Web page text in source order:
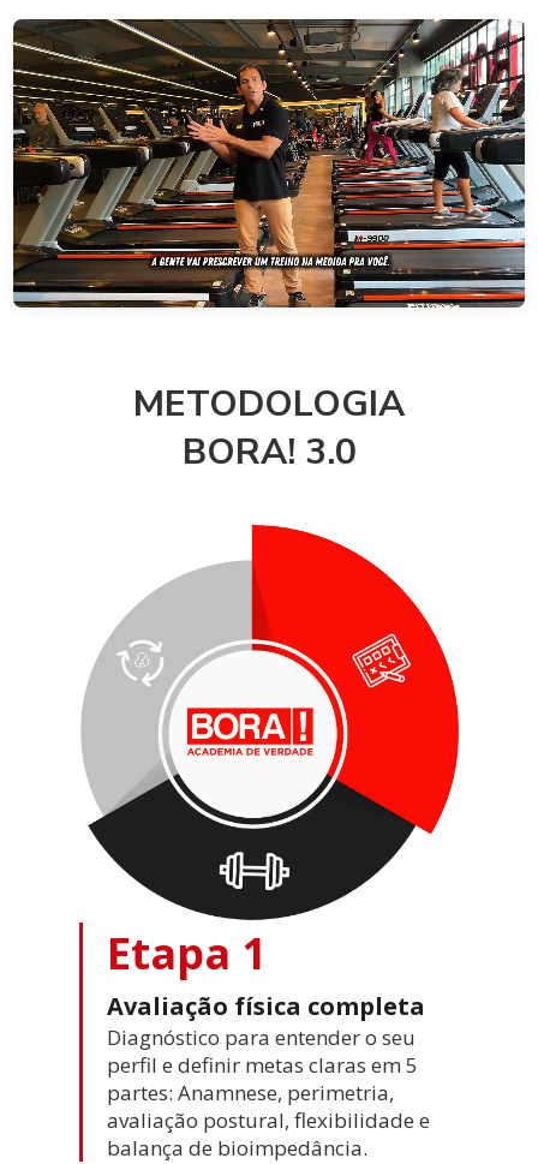
METODOLOGIA
BORA! 3.0
Etapa 1
Avaliação física completa
Diagnóstico para entender o seu
perfil e definir metas claras em 5
partes: Anamnese, perimetria,
avaliação postural, flexibilidade e
balança de bioimpedância.